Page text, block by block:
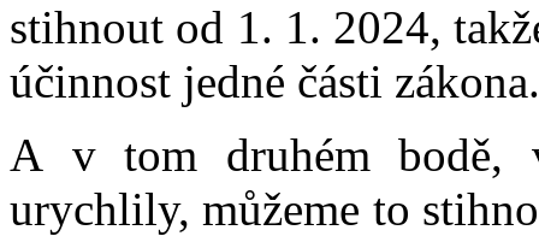
stihnout od 1. 1. 2024,
účinnost jedné části zákona.
A v tom druhém bodě,
urychlily, můžeme to